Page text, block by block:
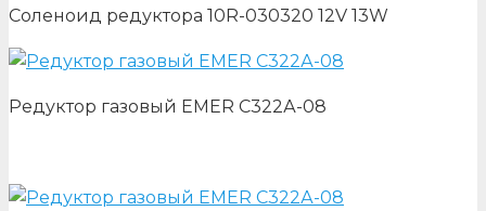
Соленоид редуктора 10R-030320 12V 13W
Редуктор газовый EMER С322А-08